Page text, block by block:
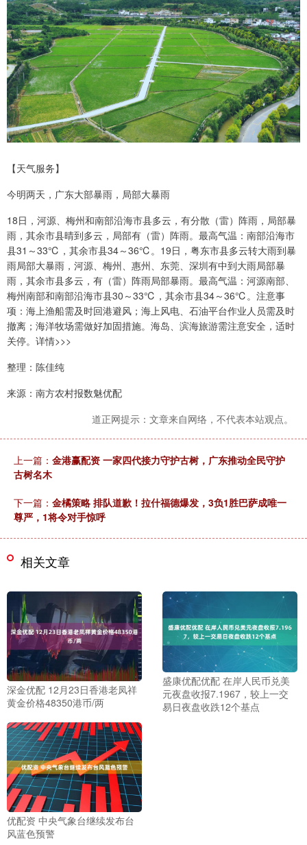
【天气服务】
今明两天，广东大部暴雨，局部大暴雨
18日，河源、梅州和南部沿海市县多云，有分散（雷）阵雨，局部暴
雨，其余市县晴到多云，局部有（雷）阵雨。最高气温：南部沿海市
县31～33℃，其余市县34～36℃。19日，粤东市县多云转大雨到暴
雨局部大暴雨，河源、梅州、惠州、东莞、深圳有中到大雨局部暴
雨，其余市县多云，有（雷）阵雨局部暴雨。最高气温：河源南部、
梅州南部和南部沿海市县30～33℃，其余市县34～36℃。注意事
项：海上渔船需及时回港避风；海上风电、石油平台作业人员需及时
撤离；海洋牧场需做好加固措施。海岛、滨海旅游需注意安全，适时
关停。详情>>>
整理：陈佳纯
来源：南方农村报数魅优配
道正网提示：文章来自网络，不代表本站观点。
上一篇： 金港赢配资 一家四代接力守护古树，广东推动全民守护
古树名木
下一篇： 金橘策略 排队道歉！拉什福德爆发，3负1胜巴萨成唯一
尊严，1将令对手惊呼
相关文章
深金优配 12月23日香港老凤祥
黄金价格48350港币/两
盛康优配优配 在岸人民币兑美
元夜盘收报7.1967，较上一交
易日夜盘收跌12个基点
优配资 中央气象台继续发布台
风蓝色预警